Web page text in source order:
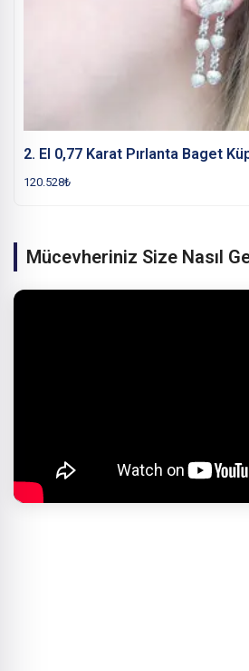
2. El 0,77 Karat Pırlanta Baget
120.528₺
Mücevheriniz Size Nasıl